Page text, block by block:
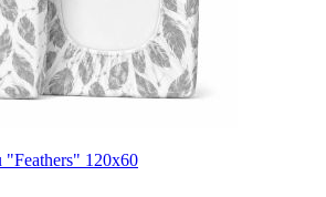
"Feathers" 120x60